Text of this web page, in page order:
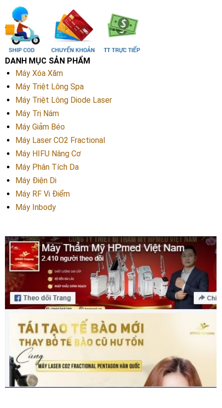
DANH MỤC SẢN PHẨM
Máy Xóa Xăm
Máy Triệt Lông Spa
Máy Triệt Lông Diode Laser
Máy Trị Nám
Máy Giảm Béo
Máy Laser CO2 Fractional
Máy HIFU Nâng Cơ
Máy Phân Tích Da
Máy Điện Di
Máy RF Vi Điểm
Máy Inbody